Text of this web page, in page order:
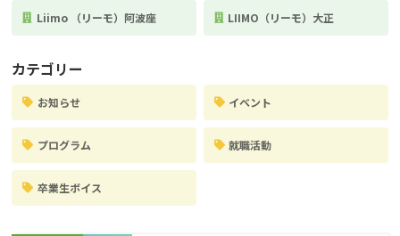
Liimo （リーモ）阿波座 LIIMO（リーモ）大正
カテゴリー
お知らせ イベント
プログラム 就職活動
卒業生ボイス